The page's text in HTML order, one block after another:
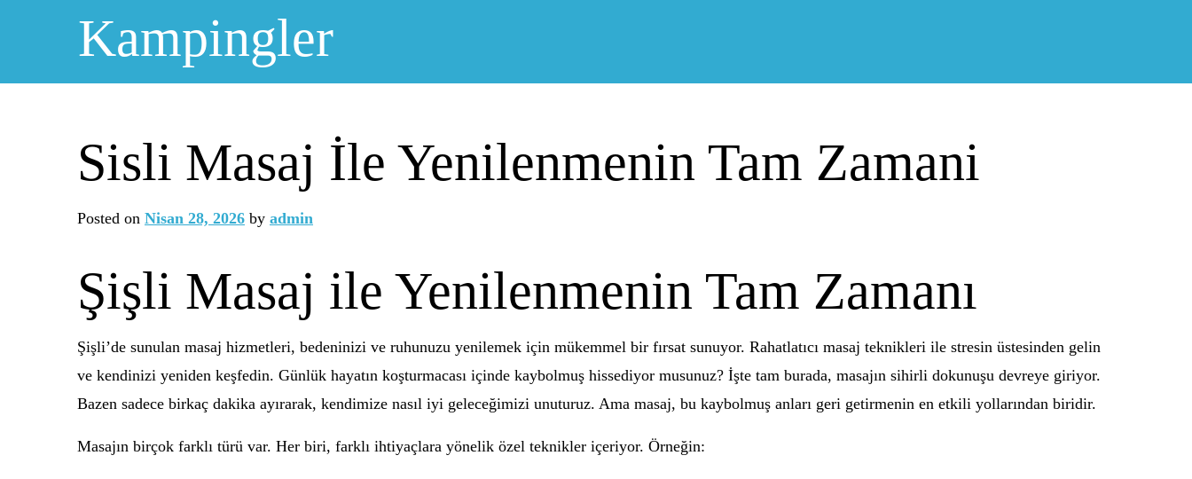
Kampingler
Sisli Masaj İle Yenilenmenin Tam Zamani
Posted on Nisan 28, 2026 by admin
Şişli Masaj ile Yenilenmenin Tam Zamanı
Şişli’de sunulan masaj hizmetleri, bedeninizi ve ruhunuzu yenilemek için mükemmel bir fırsat sunuyor. Rahatlatıcı masaj teknikleri ile stresin üstesinden gelin
ve kendinizi yeniden keşfedin. Günlük hayatın koşturmacası içinde kaybolmuş hissediyor musunuz? İşte tam burada, masajın sihirli dokunuşu devreye giriyor.
Bazen sadece birkaç dakika ayırarak, kendimize nasıl iyi geleceğimizi unuturuz. Ama masaj, bu kaybolmuş anları geri getirmenin en etkili yollarından biridir.
Masajın birçok farklı türü var. Her biri, farklı ihtiyaçlara yönelik özel teknikler içeriyor. Örneğin: